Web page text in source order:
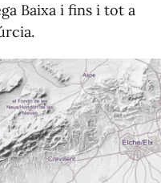
Baixa i fins i tot a